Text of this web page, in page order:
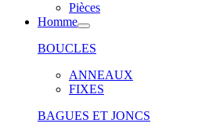
Pièces
Homme
BOUCLES
ANNEAUX
FIXES
BAGUES ET JONCS